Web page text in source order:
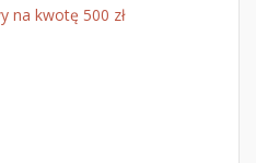
na kwotę 500 zł